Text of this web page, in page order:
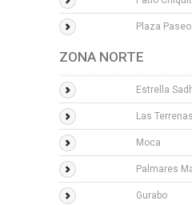
Plaza
ZONA NORTE
Estrella
Las Terrenas
Moca
Palmares
Gurabo